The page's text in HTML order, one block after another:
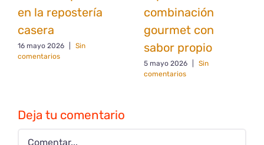
en la repostería
casera
16 mayo 2026
Sin
comentarios
combinación
gourmet con
sabor propio
5 mayo 2026
Sin
comentarios
Deja tu comentario
Comentar